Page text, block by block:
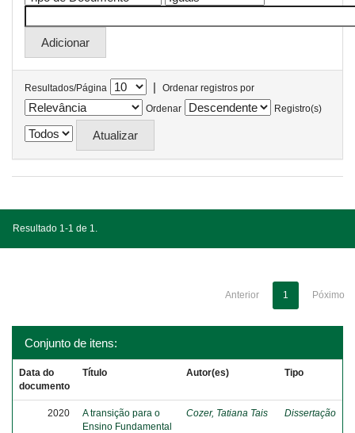
Resultados/Página |
Ordenar registros por
Ordenar
Registro(s)
Resultado 1-1 de 1.
Anterior 1 Póximo
Conjunto de itens:
Data do
documento
Título Autor(es) Tipo
2020
A transição para o
Ensino Fundamental
Cozer, Tatiana Tais Dissertação